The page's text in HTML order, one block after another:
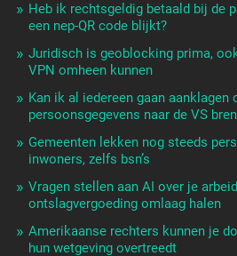
Heb ik rechtsgeldig betaald bij de
een nep-QR code blijkt?
Juridisch is geoblocking prima,
VPN omheen kunnen
Kan ik al iedereen gaan aanklagen
persoonsgegevens naar de VS
Gemeenten lekken nog steeds
inwoners, zelfs bsn’s
Vragen stellen aan AI over je
ontslagvergoeding omlaag halen
Amerikaanse rechters kunnen je
hun wetgeving overtreedt